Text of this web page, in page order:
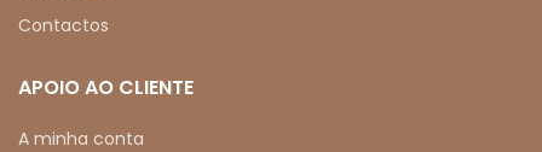
Contactos
APOIO AO CLIENTE
A minha conta